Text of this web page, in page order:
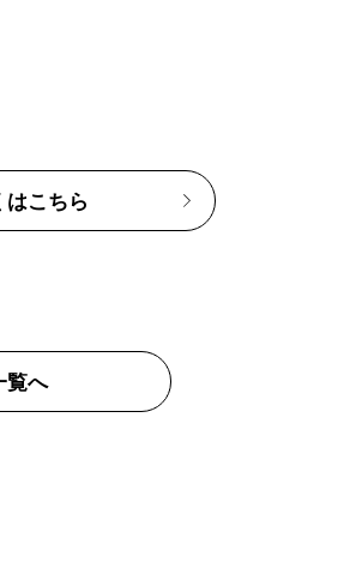
はこちら
覧へ